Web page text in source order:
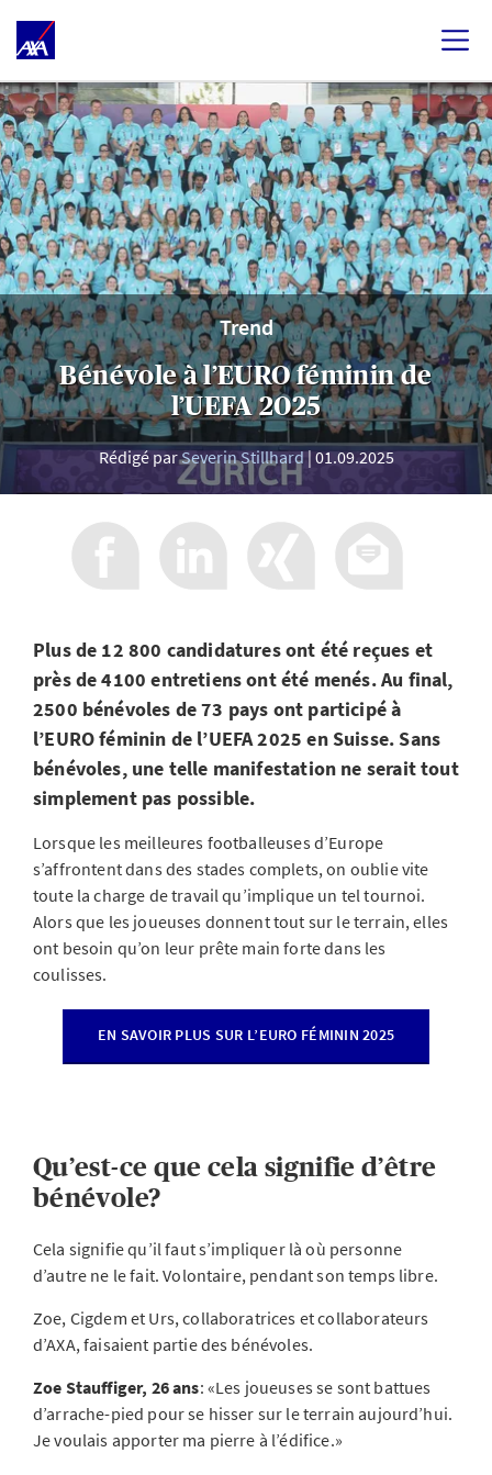
Trend
Bénévole à l’EURO féminin de
l’UEFA 2025
Rédigé parSeverin Stillhard 01.09.2025
Plus de 12 800 candidatures ont été reçues et
près de 4100 entretiens ont été menés. Au final,
2500 bénévoles de 73 pays ont participé à
l’EURO féminin de l’UEFA 2025 en Suisse. Sans
bénévoles, une telle manifestation ne serait tout
simplement pas possible.
Lorsque les meilleures footballeuses d’Europe
s’affrontent dans des stades complets, on oublie vite
toute la charge de travail qu’implique un tel tournoi.
Alors que les joueuses donnent tout sur le terrain, elles
ont besoin qu’on leur prête main forte dans les
coulisses.
EN SAVOIR PLUS SUR L’EURO FÉMININ 2025
Qu’est-ce que cela signifie d’être
bénévole?
Cela signifie qu’il faut s’impliquer là où personne
d’autre ne le fait. Volontaire, pendant son temps libre.
Zoe, Cigdem et Urs, collaboratrices et collaborateurs
d’AXA, faisaient partie des bénévoles.
Zoe Stauffiger, 26 ans: «Les joueuses se sont battues
d’arrache-pied pour se hisser sur le terrain aujourd’hui.
Je voulais apporter ma pierre à l’édifice.»